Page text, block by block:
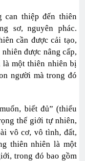
can thiệp đến thiên
sơ, nguyên phác.
cần được cải tạo,
được nâng cấp,
là một thiên nhiên bị
người mà trong đó
biết đủ” (thiểu
thế giới tự nhiên,
vô cơ, vô tình, đất,
thiên nhiên là một
trong đó bao gồm